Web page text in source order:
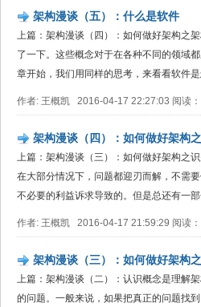
架构漫谈（五）：什么是软件
上篇：架构漫谈（四）：如何做好架构之
了一下。这些概念对于在各种不同的领域
章开始，我们用同样的思考，来看看软件
作者: 王概凯 2016-04-17 22:27:03 阅读：
架构漫谈（四）：如何做好架构
上篇：架构漫谈（三）：如何做好架构之
在大部分情况下，问题都迎刃而解，不需
不必要的利益诉求导致的。但是总还有一
作者: 王概凯 2016-04-17 21:59:29 阅读：
架构漫谈（三）：如何做好架构
上篇：架构漫谈（二）：认识概念是理解
的问题。一般来说，如果把真正的问题找